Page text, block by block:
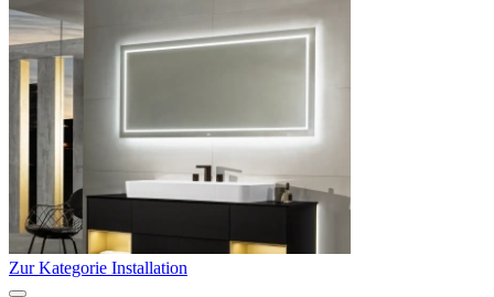
Zur Kategorie Installation